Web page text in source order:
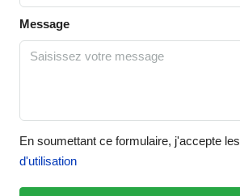
Message
En soumettant ce formulaire, j'accepte les
d'utilisation